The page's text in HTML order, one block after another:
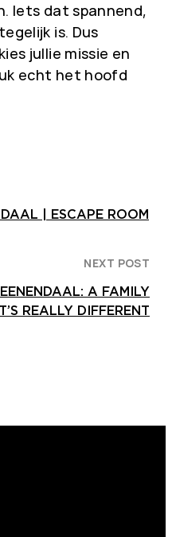
Iets dat spannend,
is. Dus
jullie missie en
echt het hoofd
| ESCAPE ROOM
NEXT POST
A FAMILY
REALLY DIFFERENT